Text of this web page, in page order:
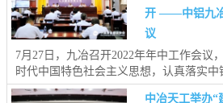
开 ——中铝九
议
7月27日，九冶召开2022年年中工作会议
时代中国特色社会主义思想，认真落实中
中冶天工举办“